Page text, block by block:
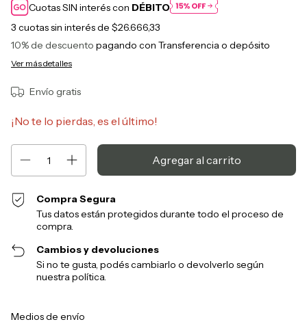
Cuotas SIN interés con DÉBITO
3 cuotas sin interés de $26.666,33
10% de descuento pagando con Transferencia o depósito
Ver más detalles
Envío gratis
¡No te lo pierdas, es el último!
Compra Segura
Tus datos están protegidos durante todo el proceso de
compra.
Cambios y devoluciones
Si no te gusta, podés cambiarlo o devolverlo según
nuestra política.
Entregas para el CP:
Medios de envío